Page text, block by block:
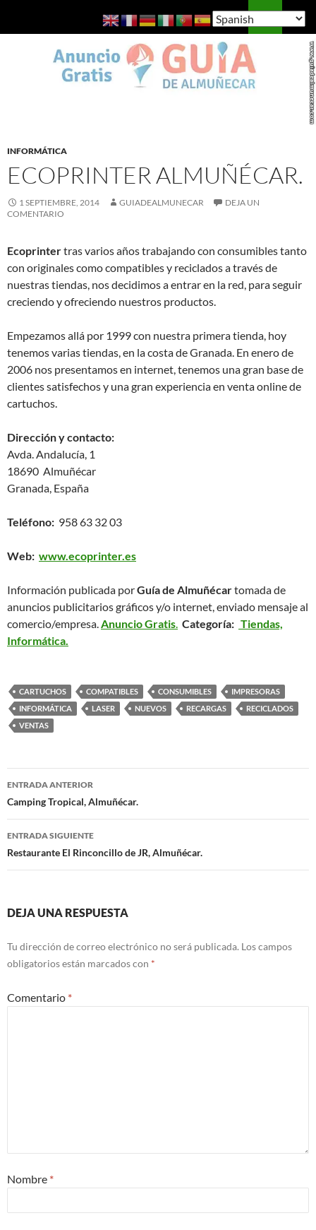
Guía de Almuñécar
MENÚ
INFORMÁTICA
ECOPRINTER ALMUÑÉCAR.
1 SEPTIEMBRE, 2014 GUIADEALMUNECAR
DEJA UN
COMENTARIO
Ecoprintertras varios años trabajando con consumibles tanto
con originales como compatibles y reciclados a través de
nuestras tiendas, nos decidimos a entrar en la red, para seguir
creciendo y ofreciendo nuestros productos.
Empezamos allá por 1999 con nuestra primera tienda, hoy
tenemos varias tiendas, en la costa de Granada. En enero de
2006 nos presentamos en internet, tenemos una gran base de
clientes satisfechos y una gran experiencia en venta online de
cartuchos.
Dirección y contacto:
Avda. Andalucía, 1
18690 Almuñécar
Granada, España
Teléfono: 958 63 32 03
Web: www.ecoprinter.es
Información publicada porGuía de Almuñécartomada de
anuncios publicitarios gráficos y/o internet, enviado mensaje al
comercio/empresa. Anuncio Gratis Categoría: Tiendas,
Informática.
CARTUCHOS COMPATIBLES CONSUMIBLES
IMPRESORAS
INFORMÁTICA
LASER NUEVOS RECARGAS
RECICLADOS
VENTAS
Navegación
de
entradas
ENTRADA ANTERIOR
Camping Tropical, Almuñécar.
ENTRADA SIGUIENTE
Restaurante El Rinconcillo de JR, Almuñécar.
DEJA UNA RESPUESTA
Tu dirección de correo electrónico no será publicada. Los campos
obligatorios están marcados con *
Comentario *
Nombre *